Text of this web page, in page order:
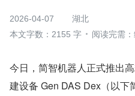
2026-04-07
湖北
本文字数：2155 字
阅读完需
今日，简智机器人正式推出
建设备 Gen DAS Dex（以下